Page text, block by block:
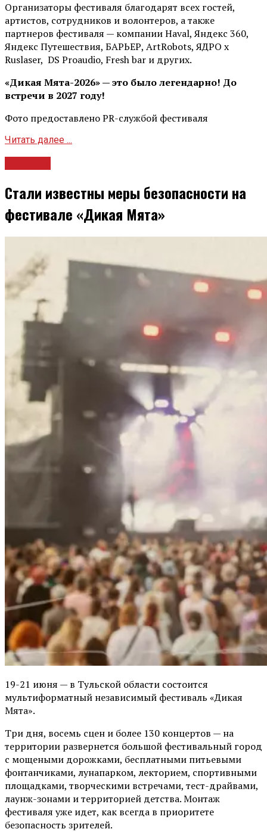
Организаторы фестиваля благодарят всех гостей,
артистов, сотрудников и волонтеров, а также
партнеров фестиваля — компании Haval, Яндекс 360,
Яндекс Путешествия, БАРЬЕР, ArtRobots, ЯДРО х
Ruslaser, DS Proaudio, Fresh bar и других.
«Дикая Мята-2026» — это было легендарно! До
встречи в 2027 году!
Фото предоставлено PR-службой фестиваля
Читать далее ...
Стали известны меры безопасности на
фестивале «Дикая Мята»
19-21 июня — в Тульской области состоится
мультиформатный независимый фестиваль «Дикая
Мята».
Три дня, восемь сцен и более 130 концертов — на
территории развернется большой фестивальный город
с мощеными дорожками, бесплатными питьевыми
фонтанчиками, лунапарком, лекторием, спортивными
площадками, творческими встречами, тест-драйвами,
лаунж-зонами и территорией детства. Монтаж
фестиваля уже идет, как всегда в приоритете
безопасность зрителей.